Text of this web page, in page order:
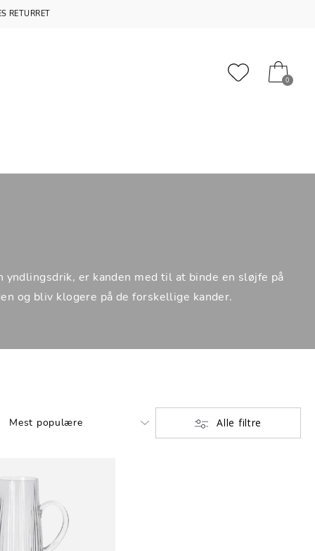
RETURRET
0
er kanden med til at binde en sløjfe på
og bliv klogere på de forskellige kander.
Alle filtre